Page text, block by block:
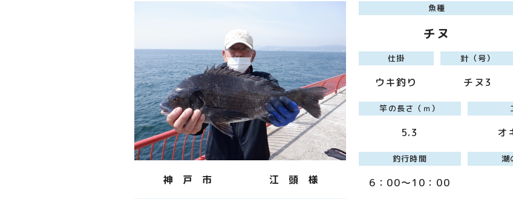
神 戸 市 江 頭 様
魚種
チヌ
仕掛
ウキ釣り
針（号）
チヌ3
竿の長さ（ｍ）
5.3 オ
釣行時間
6：00～10：00
潮